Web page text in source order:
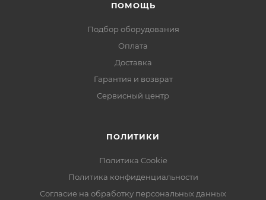
ПОМОЩЬ
Подбор оборудования
Оплата
Доставка
Гарантия и возврат
Сервисный центр
ПОЛИТИКИ
Политика Cookie
Политика конфиденциальности
Согласие на обработку персональных данных